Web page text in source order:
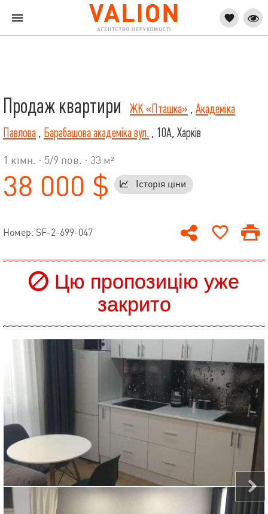
Продаж квартири ЖК «Пташка» , Академіка
Павлова , Барабашова академіка вул. , 10А, Харків
1 кімн. · 5/9 пов. · 33 м²
38 000 $ Історія ціни
Номер: SF-2-699-047
Цю пропозицію уже
закрито